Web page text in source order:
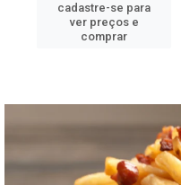
cadastre-se para
ver preços e
comprar